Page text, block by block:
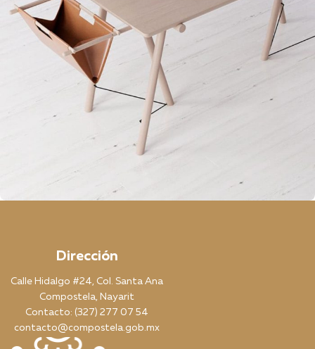
Dirección
Calle Hidalgo #24, Col. Santa Ana
Compostela, Nayarit
Contacto: (327) 277 07 54
contacto@compostela.gob.mx